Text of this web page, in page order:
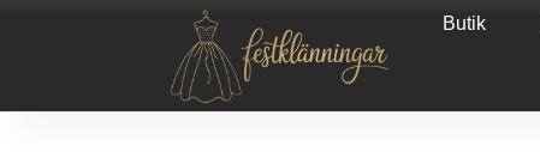
Butik